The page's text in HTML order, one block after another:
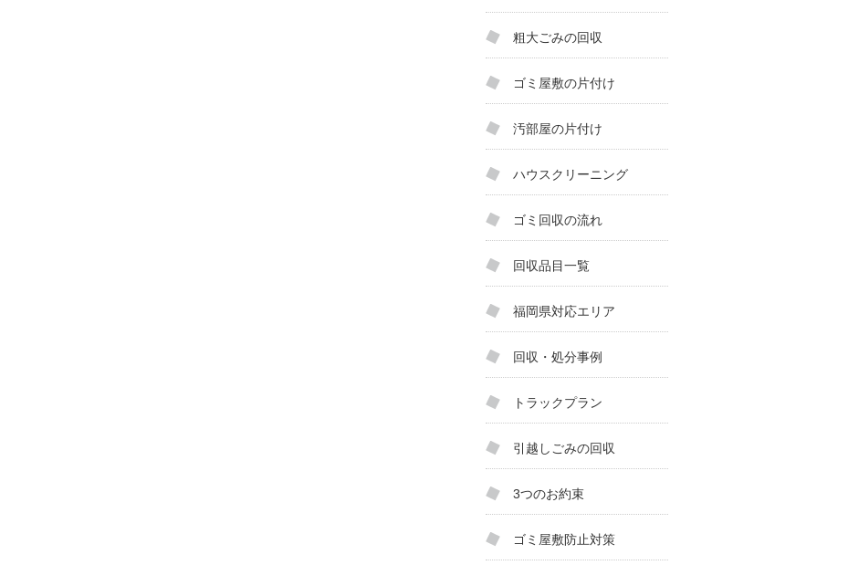
粗大ごみの回収
ゴミ屋敷の片付け
汚部屋の片付け
ハウスクリーニング
ゴミ回収の流れ
回収品目一覧
福岡県対応エリア
回収・処分事例
トラックプラン
引越しごみの回収
3つのお約束
ゴミ屋敷防止対策